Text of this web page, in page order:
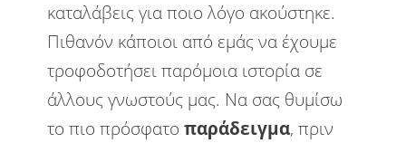
καταλάβεις για ποιο λόγο ακούστηκε.
Πιθανόν κάποιοι από εμάς να έχουμε
τροφοδοτήσει παρόμοια ιστορία σε
άλλους γνωστούς μας. Να σας θυμίσω
το πιο πρόσφατο παράδειγμα, πριν